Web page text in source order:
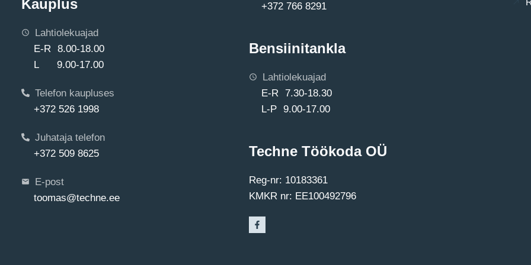
Kauplus
Lahtiolekuajad
E-R 8.00-18.00
L 9.00-17.00
Telefon kaupluses
+372 526 1998
Juhataja telefon
+372 509 8625
E-post
toomas@techne.ee
+372 766 8291
Bensiinitankla
Lahtiolekuajad
E-R 7.30-18.30
L-P 9.00-17.00
Techne Töökoda OÜ
Reg-nr: 10183361
KMKR nr: EE100492796